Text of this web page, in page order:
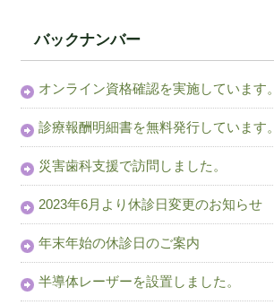
バックナンバー
オンライン資格確認を実施しています。
診療報酬明細書を無料発行しています。
災害歯科支援で訪問しました。
2023年6月より休診日変更のお知らせ
年末年始の休診日のご案内
半導体レーザーを設置しました。